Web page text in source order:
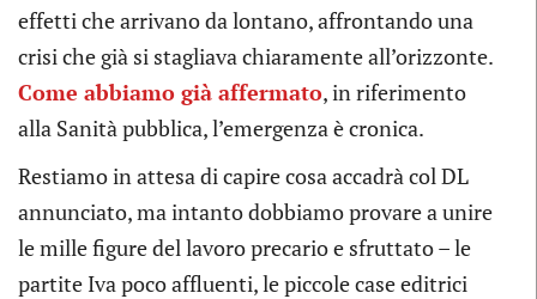
effetti che arrivano da lontano, affrontando una
crisi che già si stagliava chiaramente all’orizzonte.
Come abbiamo già affermato, in riferimento
alla Sanità pubblica, l’emergenza è cronica.
Restiamo in attesa di capire cosa accadrà col DL
annunciato, ma intanto dobbiamo provare a unire
le mille figure del lavoro precario e sfruttato – le
partite Iva poco affluenti, le piccole case editrici